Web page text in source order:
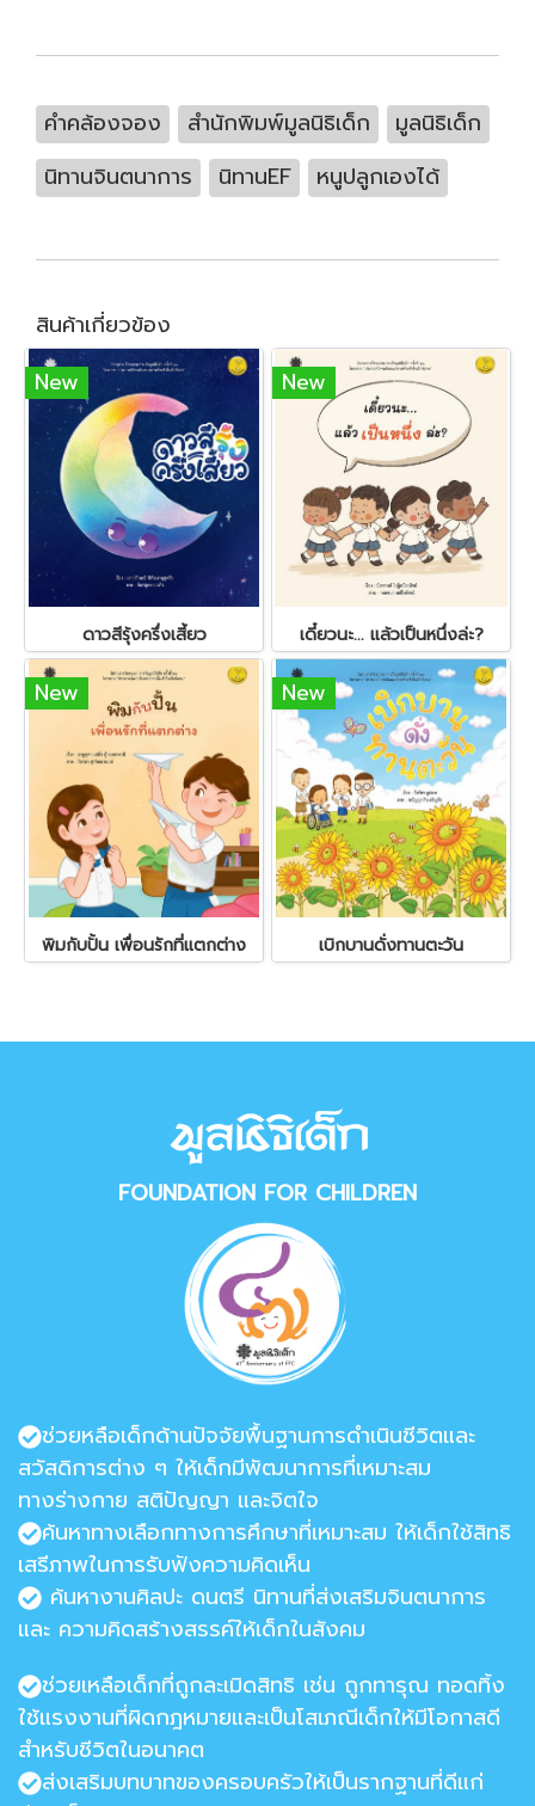
คำคล้องจอง สำนักพิมพ์มูลนิธิเด็ก
มูลนิธิเด็ก
นิทานจินตนาการ
นิทานEF หนูปลูกเองได้
สินค้าเกี่ยวข้อง
New
ดาวสีรุ้งครึ่งเสี้ยว
New
เดี๋ยวนะ... แล้วเป็นหนึ่งล่ะ?
New
พิมกับปั้น เพื่อนรักที่แตกต่าง
New
เบิกบานดั่งทานตะวัน
FOUNDATION FOR CHILDREN
ช่วยหลือเด็กด้านปัจจัยพื้นฐานการดำเนินชีวิตและ
สวัสดิการต่าง ๆ ให้เด็กมีพัฒนาการที่เหมาะสม
ทางร่างกาย สติปัญญา และจิตใจ
ค้นหาทางเลือกทางการศึกษาที่เหมาะสม ให้เด็กใช้สิทธิ
เสรีภาพในการรับฟังความคิดเห็น
ค้นหางานศิลปะ ดนตรี นิทานที่ส่งเสริมจินตนาการ
และ ความคิดสร้างสรรค์ให้เด็กในสังคม
ช่วยเหลือเด็กที่ถูกละเมิดสิทธิ เช่น ถูกทารุณ ทอดทิ้ง
ใช้แรงงานที่ผิดกฎหมายและเป็นโสเภณีเด็กให้มีโอกาสดี
สำหรับชีวิตในอนาคต
ส่งเสริมบทบาทของครอบครัวให้เป็นรากฐานที่ดีแก่